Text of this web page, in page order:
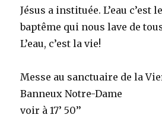
Jésus a instituée. L’eau c’est
baptême qui nous lave de
L’eau, c’est la vie!
Messe au sanctuaire de la
Banneux Notre-Dame
voir à 17’ 50’’